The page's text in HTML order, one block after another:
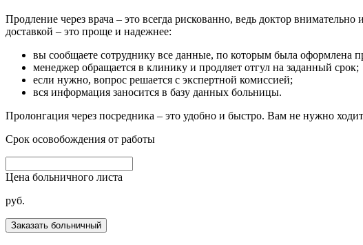
Продление через врача – это всегда рискованно, ведь доктор
доставкой – это проще и надежнее:
вы сообщаете сотруднику все данные, по которым была оформлена
менеджер обращается в клинику и продляет отгул на заданный срок;
если нужно, вопрос решается с экспертной комиссией;
вся информация заносится в базу данных больницы.
Пролонгация через посредника – это удобно и быстро. Вам не нужно
Срок осовобождения от работы
Цена больничного листа
руб.